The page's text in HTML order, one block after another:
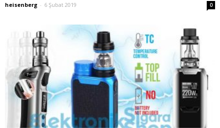
heisenberg - 6 Şubat 2019 0